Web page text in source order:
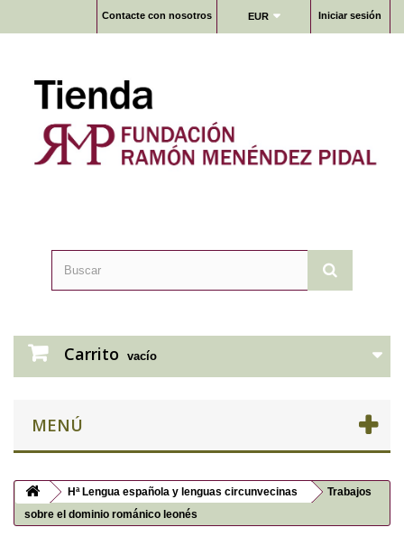
Iniciar sesión
EUR
Contacte con nosotros
Carrito vacío
MENÚ
Hª Lengua española y lenguas circunvecinas
Trabajos
sobre el dominio románico leonés